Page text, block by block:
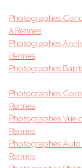
Photographes
à Rennes
Photographes
Rennes
Photographes
Photographes
Rennes
Photographes Vue
Rennes
Photographes
Rennes